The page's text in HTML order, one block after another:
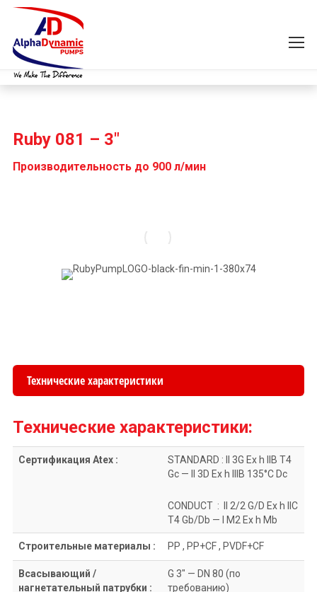
Ruby 081 – 3″
Производительность до 900 л/мин
Технические характеристики
Технические характеристики:
Сертификация Atex :
STANDARD : II 3G Ex h IIB T4
Gc — II 3D Ex h IIIB 135°C Dc
CONDUCT : II 2/2 G/D Ex h IIC
T4 Gb/Db — I M2 Ex h Mb
Строительные материалы : PP , PP+CF , PVDF+CF
Всасывающий /
нагнетательный патрубки :
G 3″ — DN 80 (по
требованию)